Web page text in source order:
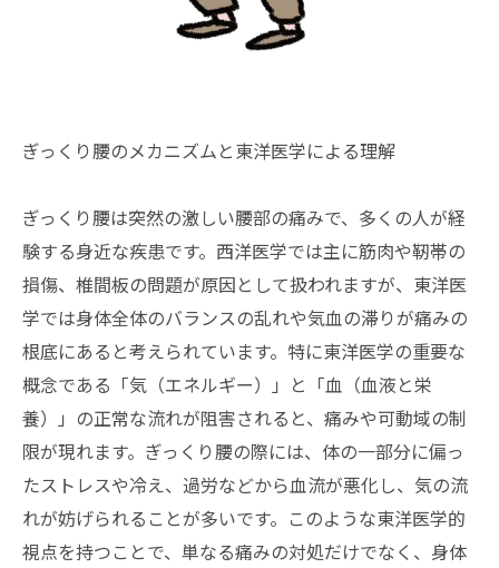
ぎっくり腰のメカニズムと東洋医学による理解
ぎっくり腰は突然の激しい腰部の痛みで、多くの人が経
験する身近な疾患です。西洋医学では主に筋肉や靭帯の
損傷、椎間板の問題が原因として扱われますが、東洋医
学では身体全体のバランスの乱れや気血の滞りが痛みの
根底にあると考えられています。特に東洋医学の重要な
概念である「気（エネルギー）」と「血（血液と栄
養）」の正常な流れが阻害されると、痛みや可動域の制
限が現れます。ぎっくり腰の際には、体の一部分に偏っ
たストレスや冷え、過労などから血流が悪化し、気の流
れが妨げられることが多いです。このような東洋医学的
視点を持つことで、単なる痛みの対処だけでなく、身体